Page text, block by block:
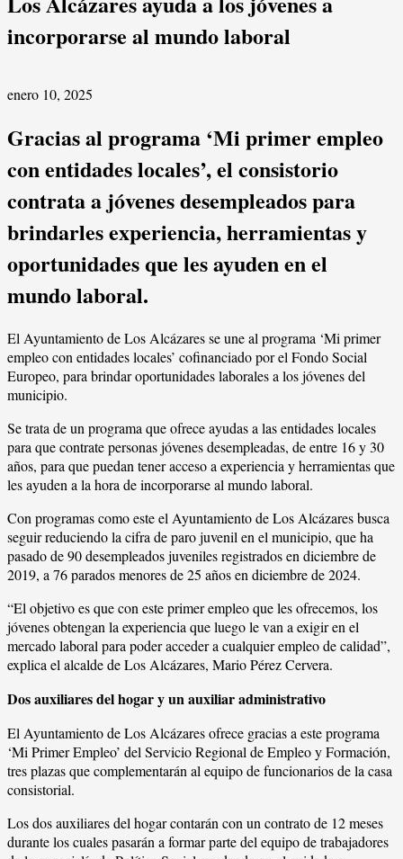
incorporarse al mundo laboral
enero 10, 2025
Gracias al programa ‘Mi primer empleo
con entidades locales’, el consistorio
contrata a jóvenes desempleados para
brindarles experiencia, herramientas y
oportunidades que les ayuden en el
mundo laboral.
El Ayuntamiento de Los Alcázares se une al programa ‘Mi primer
empleo con entidades locales’ cofinanciado por el Fondo Social
Europeo, para brindar oportunidades laborales a los jóvenes del
municipio.
Se trata de un programa que ofrece ayudas a las entidades locales
para que contrate personas jóvenes desempleadas, de entre 16 y 30
años, para que puedan tener acceso a experiencia y herramientas que
les ayuden a la hora de incorporarse al mundo laboral.
Con programas como este el Ayuntamiento de Los Alcázares busca
seguir reduciendo la cifra de paro juvenil en el municipio, que ha
pasado de 90 desempleados juveniles registrados en diciembre de
2019, a 76 parados menores de 25 años en diciembre de 2024.
“El objetivo es que con este primer empleo que les ofrecemos, los
jóvenes obtengan la experiencia que luego le van a exigir en el
mercado laboral para poder acceder a cualquier empleo de calidad”,
explica el alcalde de Los Alcázares, Mario Pérez Cervera.
Dos auxiliares del hogar y un auxiliar administrativo
El Ayuntamiento de Los Alcázares ofrece gracias a este programa
‘Mi Primer Empleo’ del Servicio Regional de Empleo y Formación,
tres plazas que complementarán al equipo de funcionarios de la casa
consistorial.
Los dos auxiliares del hogar contarán con un contrato de 12 meses
durante los cuales pasarán a formar parte del equipo de trabajadores